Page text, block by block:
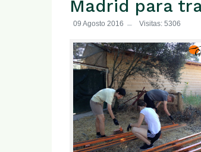
Madrid para
09 Agosto 2016 Visitas: 5306